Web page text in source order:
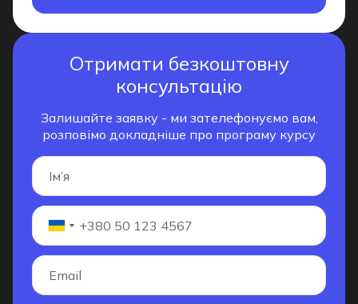
Отримати безкоштовну
консультацію
Залишайте заявку - ми зателефонуємо вам,
розповімо докладніше про програму курсу